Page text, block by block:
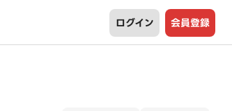
ログイン 会員登録